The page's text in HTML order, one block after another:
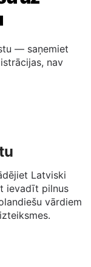
uz
— saņemiet
Latviski
ievadīt pilnus